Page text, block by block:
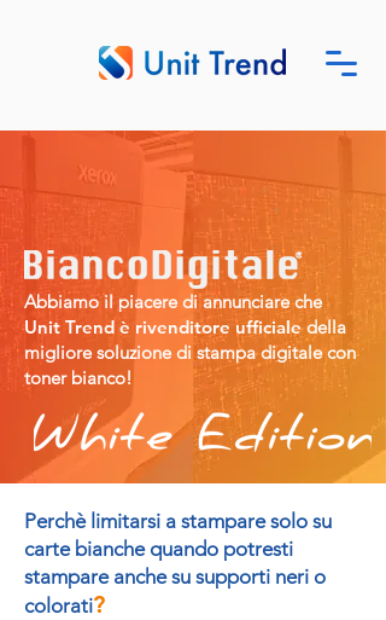
Abbiamo il piacere di annunciare che
Unit Trend è rivenditore ufficialedella
migliore soluzione di stampa digitale con
toner bianco!
Perchè limitarsi a stampare solo su
carte bianche quando potresti
stampare anche su supporti neri o
colorati?